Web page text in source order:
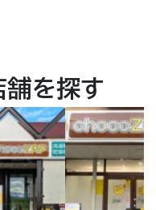
舗を探す